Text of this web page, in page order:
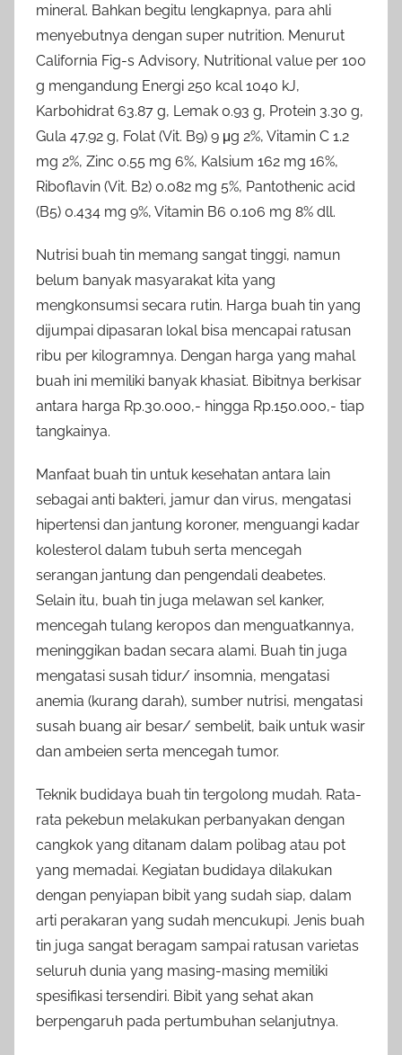
mineral. Bahkan begitu lengkapnya, para ahli
menyebutnya dengan super nutrition. Menurut
California Fig-s Advisory, Nutritional value per 100
g mengandung Energi 250 kcal 1040 kJ,
Karbohidrat 63.87 g, Lemak 0.93 g, Protein 3.30 g,
Gula 47.92 g, Folat (Vit. B9) 9 μg 2%, Vitamin C 1.2
mg 2%, Zinc 0.55 mg 6%, Kalsium 162 mg 16%,
Riboflavin (Vit. B2) 0.082 mg 5%, Pantothenic acid
(B5) 0.434 mg 9%, Vitamin B6 0.106 mg 8% dll.
Nutrisi buah tin memang sangat tinggi, namun
belum banyak masyarakat kita yang
mengkonsumsi secara rutin. Harga buah tin yang
dijumpai dipasaran lokal bisa mencapai ratusan
ribu per kilogramnya. Dengan harga yang mahal
buah ini memiliki banyak khasiat. Bibitnya berkisar
antara harga Rp.30.000,- hingga Rp.150.000,- tiap
tangkainya.
Manfaat buah tin untuk kesehatan antara lain
sebagai anti bakteri, jamur dan virus, mengatasi
hipertensi dan jantung koroner, menguangi kadar
kolesterol dalam tubuh serta mencegah
serangan jantung dan pengendali deabetes.
Selain itu, buah tin juga melawan sel kanker,
mencegah tulang keropos dan menguatkannya,
meninggikan badan secara alami. Buah tin juga
mengatasi susah tidur/ insomnia, mengatasi
anemia (kurang darah), sumber nutrisi, mengatasi
susah buang air besar/ sembelit, baik untuk wasir
dan ambeien serta mencegah tumor.
Teknik budidaya buah tin tergolong mudah. Rata-
rata pekebun melakukan perbanyakan dengan
cangkok yang ditanam dalam polibag atau pot
yang memadai. Kegiatan budidaya dilakukan
dengan penyiapan bibit yang sudah siap, dalam
arti perakaran yang sudah mencukupi. Jenis buah
tin juga sangat beragam sampai ratusan varietas
seluruh dunia yang masing-masing memiliki
spesifikasi tersendiri. Bibit yang sehat akan
berpengaruh pada pertumbuhan selanjutnya.